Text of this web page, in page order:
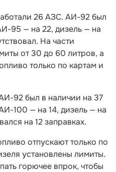
26 АЗС. АИ-92 был
95 — на 22, дизель — на
На части
от 30 до 60 литров, а
только по картам и
92 был в наличии на 37
100 — на 14, дизель — на
на 12 заправках.
отпускают только по
установлены лимиты.
горючее впрок, чтобы